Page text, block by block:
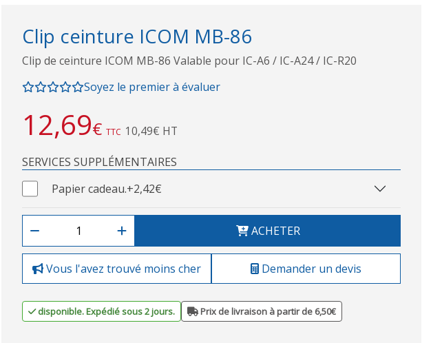
Clip ceinture ICOM MB-86
Clip de ceinture ICOM MB-86 Valable pour IC-A6 / IC-A24 / IC-R20
Soyez le premier à évaluer
12,69€ TTC 10,49€ HT
SERVICES SUPPLÉMENTAIRES
Papier cadeau.+2,42€
ACHETER
Vous l'avez trouvé moins cher Demander un devis
disponible. Expédié sous 2 jours. Prix de livraison à partir de 6,50€